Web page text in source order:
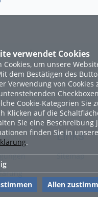
verwendet Cookies
Cookies, um unsere
dem Bestätigen des
Verwendung von Cookies
Cookie-Kategorien Sie
Klicken auf die
Sie eine Beschreibung
finden Sie in
.
Allen
LADE MEHR
Links
Sitemap